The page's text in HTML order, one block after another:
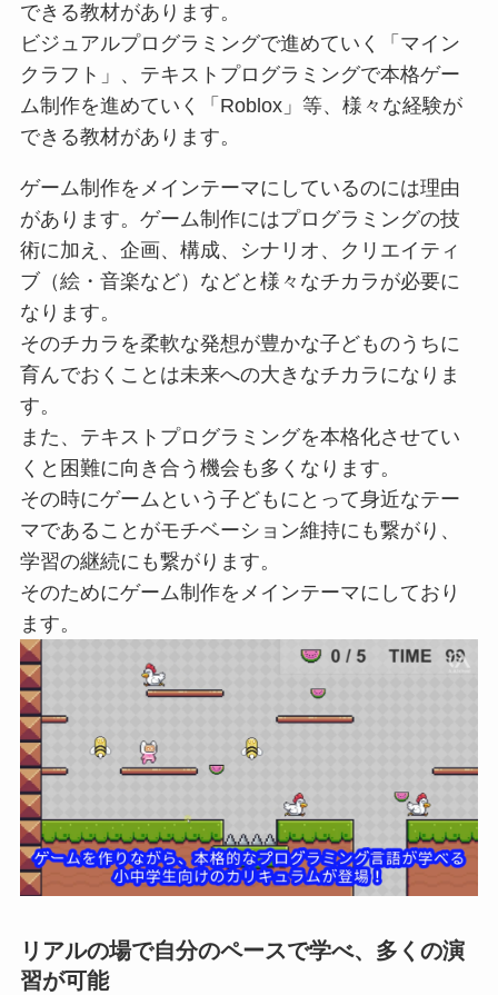
できる教材があります。
ビジュアルプログラミングで進めていく「マイン
クラフト」、テキストプログラミングで本格ゲー
ム制作を進めていく「Roblox」等、様々な経験が
できる教材があります。
ゲーム制作をメインテーマにしているのには理由
があります。ゲーム制作にはプログラミングの技
術に加え、企画、構成、シナリオ、クリエイティ
ブ（絵・音楽など）などと様々なチカラが必要に
なります。
そのチカラを柔軟な発想が豊かな子どものうちに
育んでおくことは未来への大きなチカラになりま
す。
また、テキストプログラミングを本格化させてい
くと困難に向き合う機会も多くなります。
その時にゲームという子どもにとって身近なテー
マであることがモチベーション維持にも繋がり、
学習の継続にも繋がります。
そのためにゲーム制作をメインテーマにしており
ます。
リアルの場で自分のペースで学べ、多くの演
習が可能